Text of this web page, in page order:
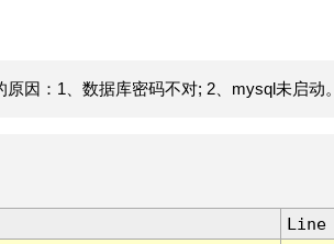
因：1、数据库密码不对; 2、mysql未启动。
Line